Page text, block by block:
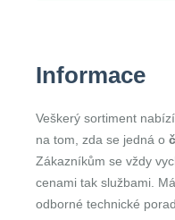
Informace
Veškerý sortiment
na tom, zda se jedná o
Zákazníkům se vždy
cenami tak službami.
odborné technické